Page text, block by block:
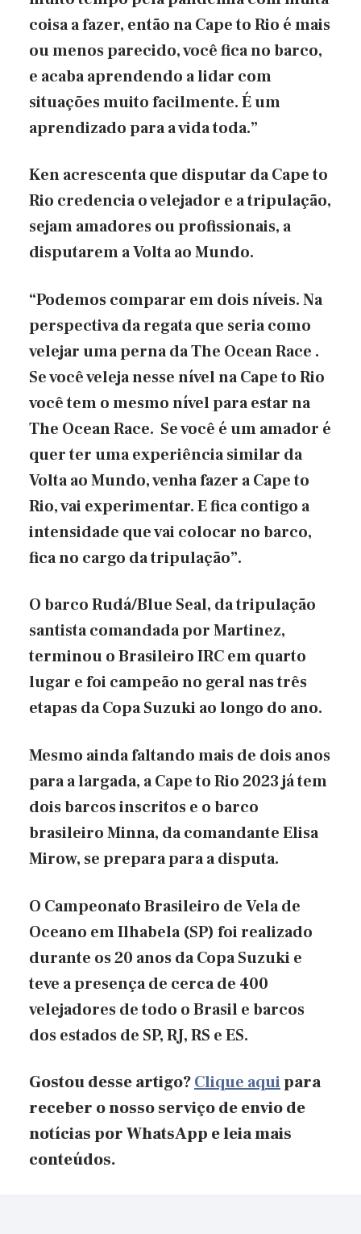
coisa a fazer, então na Cape to Rio é mais
ou menos parecido, você fica no barco,
e acaba aprendendo a lidar com
situações muito facilmente. É um
aprendizado para a vida toda.”
Ken acrescenta que disputar da Cape to
Rio credencia o velejador e a tripulação,
sejam amadores ou profissionais, a
disputarem a Volta ao Mundo.
“Podemos comparar em dois níveis. Na
perspectiva da regata que seria como
velejar uma perna da The Ocean Race .
Se você veleja nesse nível na Cape to Rio
você tem o mesmo nível para estar na
The Ocean Race. Se você é um amador é
quer ter uma experiência similar da
Volta ao Mundo, venha fazer a Cape to
Rio, vai experimentar. E fica contigo a
intensidade que vai colocar no barco,
fica no cargo da tripulação”.
O barco Rudá/Blue Seal, da tripulação
santista comandada por Martinez,
terminou o Brasileiro IRC em quarto
lugar e foi campeão no geral nas três
etapas da Copa Suzuki ao longo do ano.
Mesmo ainda faltando mais de dois anos
para a largada, a Cape to Rio 2023 já tem
dois barcos inscritos e o barco
brasileiro Minna, da comandante Elisa
Mirow, se prepara para a disputa.
O Campeonato Brasileiro de Vela de
Oceano em Ilhabela (SP) foi realizado
durante os 20 anos da Copa Suzuki e
teve a presença de cerca de 400
velejadores de todo o Brasil e barcos
dos estados de SP, RJ, RS e ES.
Gostou desse artigo?Clique aquipara
receber o nosso serviço de envio de
notícias por WhatsApp eleia mais
conteúdos.